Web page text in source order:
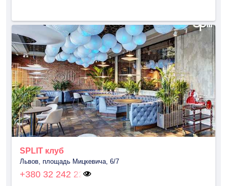
SPLIT клуб
Львов, площадь Мицкевича, 6/7
+380 32 242 22